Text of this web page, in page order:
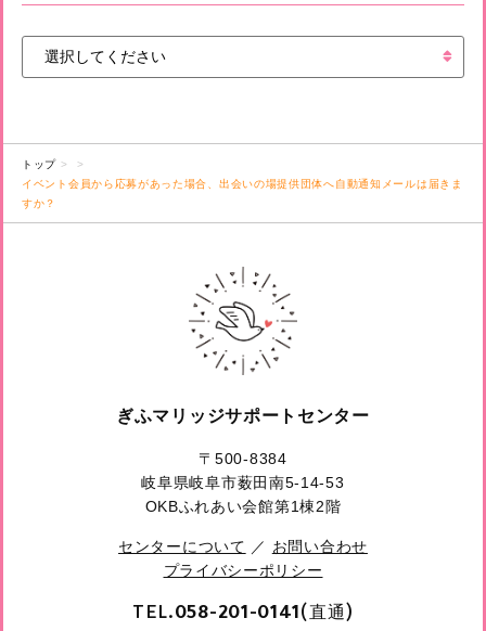
トップ
イベント会員から応募があった場合、出会いの場提供団体へ自動通知メールは届きま
すか？
ぎふマリッジサポートセンター
〒500-8384
岐阜県岐阜市薮田南5-14-53
OKBふれあい会館第1棟2階
センターについて ／ お問い合わせ
プライバシーポリシー
TEL.058-201-0141(直通)